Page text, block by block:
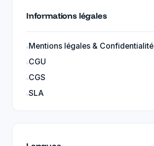
Informations légales
Mentions légales & Confidentialité
CGU
CGS
SLA